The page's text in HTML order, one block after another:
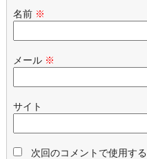
名前 ※
メール ※
サイト
次回のコメントで使用す